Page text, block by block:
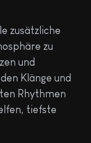
zusätzliche
zu
und
Klänge und
Rhythmen
tiefste